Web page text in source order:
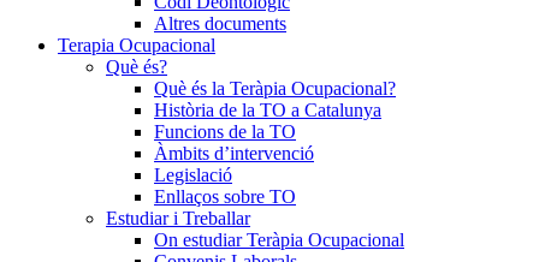
Altres documents
Terapia Ocupacional
Què és?
Què és la Teràpia Ocupacional?
Història de la TO a Catalunya
Funcions de la TO
Àmbits d’intervenció
Legislació
Enllaços sobre TO
Estudiar i Treballar
On estudiar Teràpia Ocupacional